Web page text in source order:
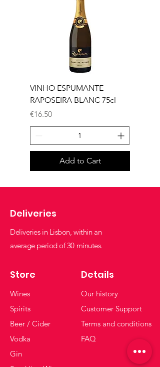
VINHO ESPUMANTE
RAPOSEIRA BLANC 75cl
Price
€16.50
Add to Cart
Deliveries
Deliveries in Lisbon, within an
average period of 30 minutes.
Store
Wines
Spirits
Beer / Cider
Vodka
Gin
Details
Our history
Customer Support
Terms and conditions
FAQ